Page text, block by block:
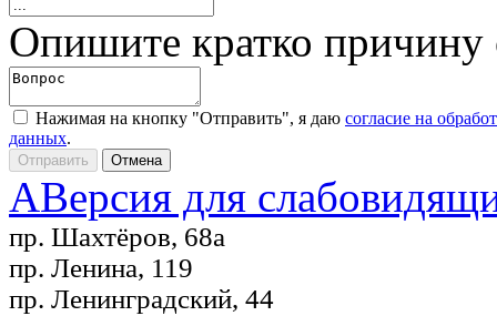
Опишите кратко
Нажимая на кнопку "Отправить", я даю согласие на
данных.
AВерсия для
пр. Шахтёров, 68а
пр. Ленина, 119
пр. Ленинградский, 44